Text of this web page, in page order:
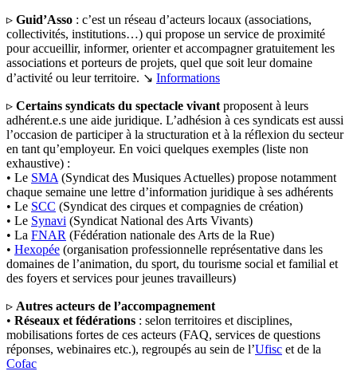
▹ Guid’Asso : c’est un réseau d’acteurs locaux (associations,
collectivités, institutions…) qui propose un service de proximité
pour accueillir, informer, orienter et accompagner gratuitement les
associations et porteurs de projets, quel que soit leur domaine
d’activité ou leur territoire. ↘ Informations
▹ Certains syndicats du spectacle vivantproposent à leurs
adhérent.e.s une aide juridique. L’adhésion à ces syndicats est aussi
l’occasion de participer à la structuration et à la réflexion du secteur
en tant qu’employeur. En voici quelques exemples (liste non
exhaustive) :
• Le SMA(Syndicat des Musiques Actuelles) propose notamment
chaque semaine une lettre d’information juridique à ses adhérents
• Le SCC (Syndicat des cirques et compagnies de création)
• Le Synavi (Syndicat National des Arts Vivants)
• La FNAR (Fédération nationale des Arts de la Rue)
• Hexopée (organisation professionnelle représentative dans les
domaines de l’animation, du sport, du tourisme social et familial et
des foyers et services pour jeunes travailleurs)
▹ Autres acteurs de l’accompagnement
• Réseaux et fédérations : selon territoires et disciplines,
mobilisations fortes de ces acteurs (FAQ, services de questions
réponses, webinaires etc.), regroupés au sein de l’Ufisc et de la
Cofac